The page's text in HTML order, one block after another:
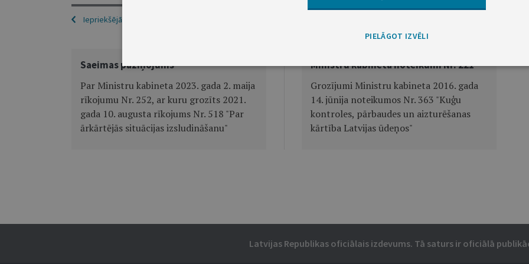
Iepriekšējā
Saeimas paziņojums
Par Ministru kabineta 2023. gada 2. maija
rīkojumu Nr. 252, ar kuru grozīts 2021.
gada 10. augusta rīkojums Nr. 518 "Par
ārkārtējās situācijas izsludināšanu"
Ministru kabineta noteikumi Nr. 221
Grozījumi Ministru kabineta 2016. gada
14. jūnija noteikumos Nr. 363 "Kuģu
kontroles, pārbaudes un aizturēšanas
kārtība Latvijas ūdeņos"
Latvijas Republikas oficiālais izdevums. Tā saturs ir oficiālā
PIELĀGOT IZVĒLI